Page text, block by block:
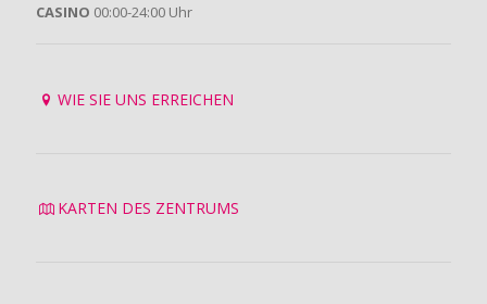
CASINO 00:00-24:00 Uhr
WIE SIE UNS ERREICHEN
KARTEN DES ZENTRUMS